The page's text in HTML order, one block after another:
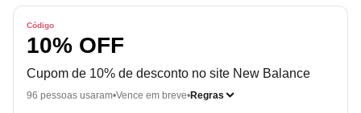
Código
10% OFF
Cupom de 10% de desconto no site New Balance
96 pessoas usaram Vence em breve Regras